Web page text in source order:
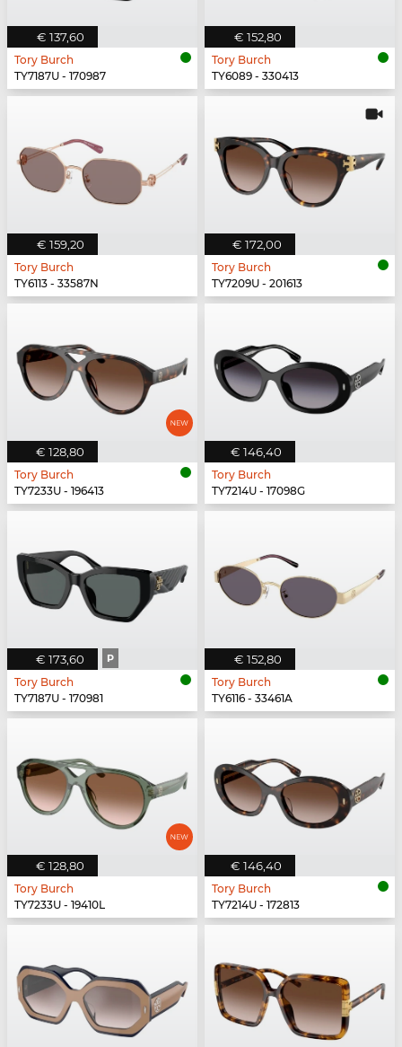
€ 137,60
Tory Burch
TY7187U - 170987
€ 152,80
Tory Burch
TY6089 - 330413
€ 159,20
Tory Burch
TY6113 - 33587N
€ 172,00
Tory Burch
TY7209U - 201613
€ 128,80
Tory Burch
TY7233U - 196413
€ 146,40
Tory Burch
TY7214U - 17098G
€ 173,60 P
Tory Burch
TY7187U - 170981
€ 152,80
Tory Burch
TY6116 - 33461A
€ 128,80
Tory Burch
TY7233U - 19410L
€ 146,40
Tory Burch
TY7214U - 172813